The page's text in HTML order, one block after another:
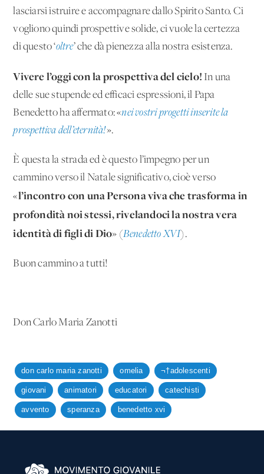
lasciarsi istruire e accompagnare dallo Spirito Santo. Ci
vogliono quindi prospettive solide, ci vuole la certezza
di questo ‘oltre’ che dà pienezza alla nostra esistenza.
Vivere l’oggi con la prospettiva del cielo! In una
delle sue stupende ed efficaci espressioni, il Papa
Benedetto ha affermato: «nei vostri progetti inserite la
prospettiva dell’eternità!».
È questa la strada ed è questo l’impegno per un
cammino verso il Natale significativo, cioè verso
«l’incontro con una Persona viva che trasforma in
profondità noi stessi, rivelandoci la nostra vera
identità di figli di Dio» (Benedetto XVI).
Buon cammino a tutti!
Don Carlo Maria Zanotti
don carlo maria zanotti omelia ¬†adolescenti
giovani animatori educatori catechisti
avvento speranza benedetto xvi